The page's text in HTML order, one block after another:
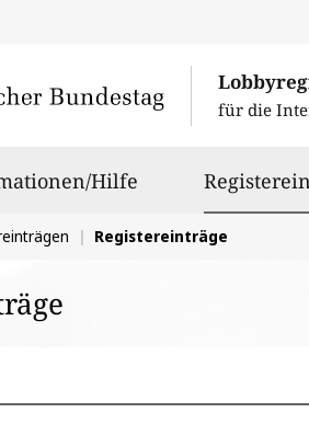
für die
Hilfe
Registereinträge